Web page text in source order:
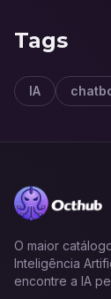
Tags
IA
O maior
Inteligência
encontre a IA